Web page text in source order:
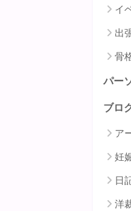
イ
出
骨
パー
ブロ
ア
妊
日
洋